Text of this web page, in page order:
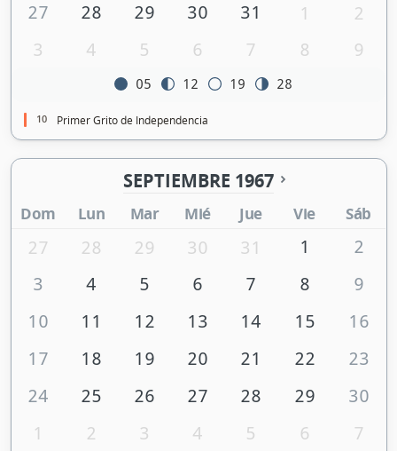
27
28 29 30 31 1
2
3
4 5 6 7 8 9
05 12 19 28
10 Primer Grito de Independencia
SEPTIEMBRE 1967
Dom Lun Mar Mié Jue Vie Sáb
27 28 29 30 31 1
2
3
4 5 6 7 8
9
10
11 12 13 14 15
16
17
18 19 20 21 22
23
24
25 26 27 28 29
30
1
2 3 4 5 6 7